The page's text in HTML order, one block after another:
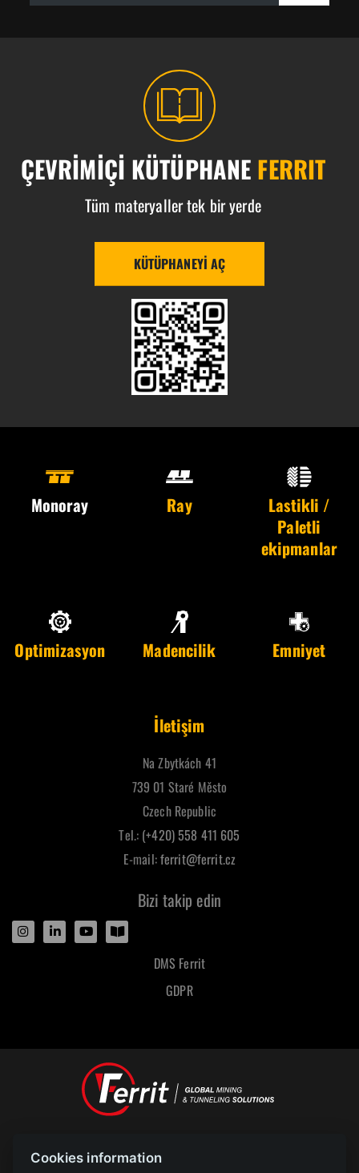
ÇEVRIMIÇI KÜTÜPHANE FERRIT
Tüm materyaller tek bir yerde
KÜTÜPHANEYI AÇ
Monoray Ray
Lastikli /
Paletli
ekipmanlar
Optimizasyon Madencilik Emniyet
İletişim
Na Zbytkách 41
739 01 Staré Město
Czech Republic
Tel.: (+420) 558 411 605
E-mail:ferrit@ferrit.cz
Bizi takip edin
DMS Ferrit
GDPR
POLAR televize Ostrava s.r.o.
Cookies information